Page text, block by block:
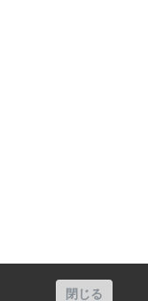
閉じる